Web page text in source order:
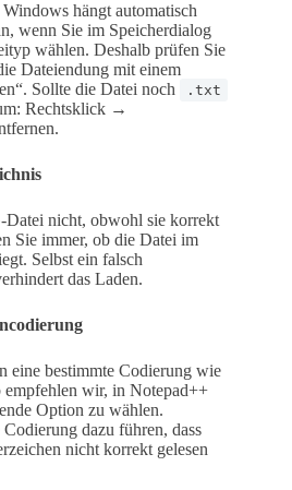
hängt automatisch
wenn Sie im Speicherdialog
wählen. Deshalb prüfen Sie
Dateiendung mit einem
Sollte die Datei noch
.txt
Rechtsklick →
Datei nicht, obwohl sie korrekt
Sie immer, ob die Datei im
Selbst ein falsch
das Laden.
eine bestimmte Codierung wie
empfehlen wir, in Notepad++
Option zu wählen.
dazu führen, dass
nicht korrekt gelesen